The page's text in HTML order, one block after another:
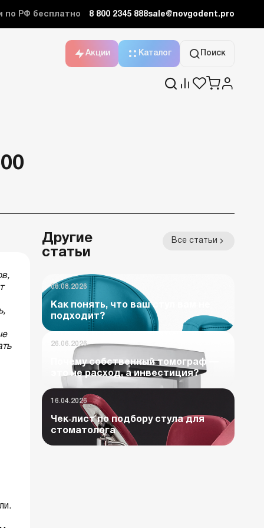
по РФ бесплатно 8 800 2345 888sale@novgodent.pro
Акции Каталог Поиск
Другие
статьи
Все статьи
06.08.2026
Как понять, что ваш стул вам не
подходит?
26.06.2026
Почему собственный томограф —
это не расход, а инвестиция?
16.04.2026
Чек‑лист по подбору стула для
стоматолога